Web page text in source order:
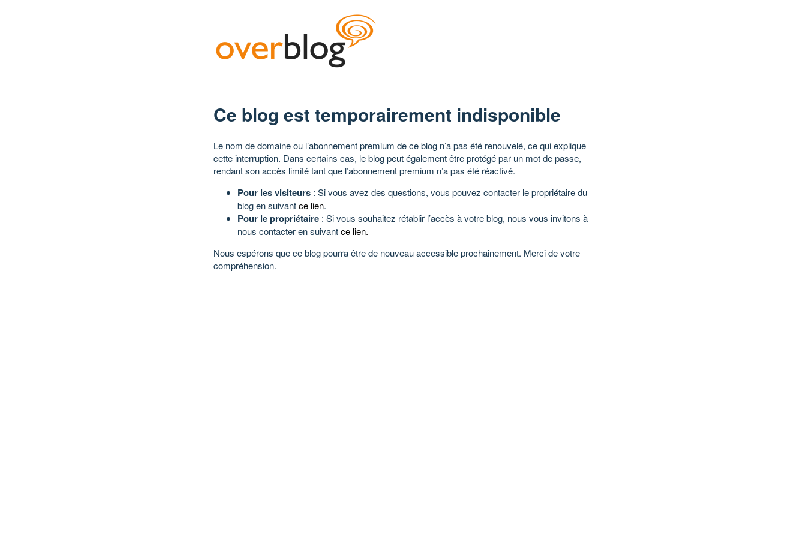
Ce blog est temporairement indisponible
Le nom de domaine ou l’abonnement premium de ce blog n’a pas été renouvelé, ce qui explique
cette interruption. Dans certains cas, le blog peut également être protégé par un mot de passe,
rendant son accès limité tant que l’abonnement premium n’a pas été réactivé.
Pour les visiteurs : Si vous avez des questions, vous pouvez contacter le propriétaire du
blog en suivantce lien.
Pour le propriétaire : Si vous souhaitez rétablir l’accès à votre blog, nous vous invitons à
nous contacter en suivantce lien.
Nous espérons que ce blog pourra être de nouveau accessible prochainement. Merci de votre
compréhension.